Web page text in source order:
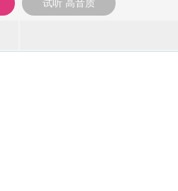
试听 高音质